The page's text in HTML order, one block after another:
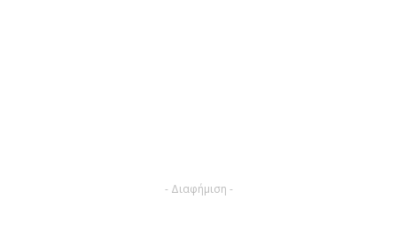
- Διαφήμιση -